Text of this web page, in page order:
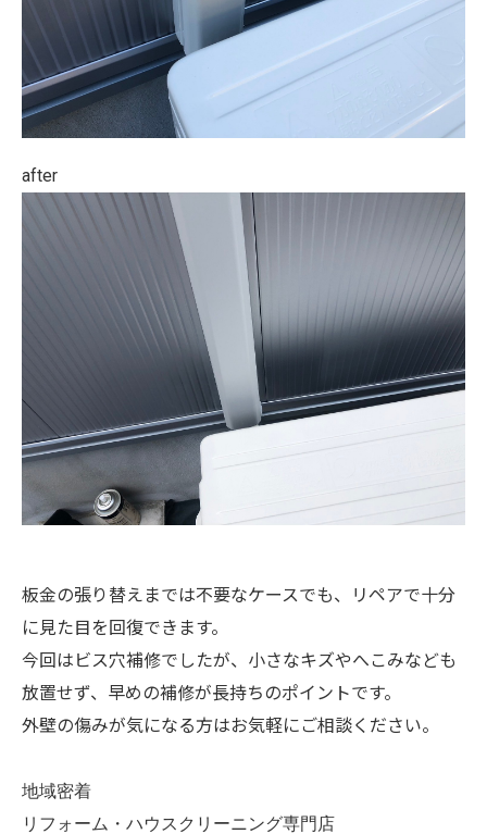
after
板金の張り替えまでは不要なケースでも、リペアで十分
に見た目を回復できます。
今回はビス穴補修でしたが、小さなキズやへこみなども
放置せず、早めの補修が長持ちのポイントです。
外壁の傷みが気になる方はお気軽にご相談ください。
地域密着
リフォーム・ハウスクリーニング専門店